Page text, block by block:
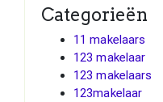
Categorieën
11 makelaars
123 makelaar
123 makelaars
123makelaar